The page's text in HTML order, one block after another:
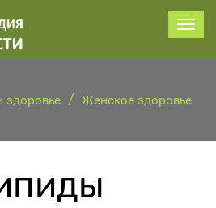
здоровье Женское здоровье